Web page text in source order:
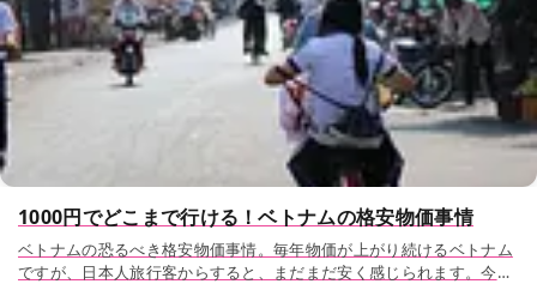
1000円でどこまで行ける！ベトナムの格安物価事情
ベトナムの恐るべき格安物価事情。毎年物価が上がり続けるベトナム
ですが、日本人旅行客からすると、まだまだ安く感じられます。今回